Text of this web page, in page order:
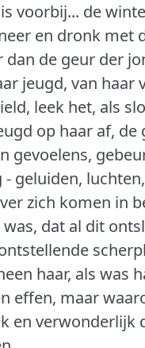
voorbij... de
en dronk met
dan de geur der
jeugd, van
leek het, als
op haar af,
gevoelens,
geluiden,
zich komen in
dat al dit
haar, als was
effen, maar
en verwonderlijk